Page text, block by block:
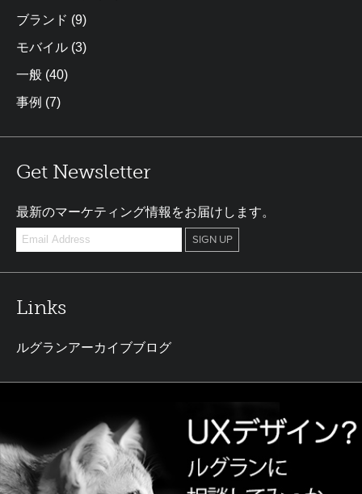
ブランド (9)
モバイル (3)
一般 (40)
事例 (7)
Get Newsletter
最新のマーケティング情報をお届けします。
Links
ルグランアーカイブブログ